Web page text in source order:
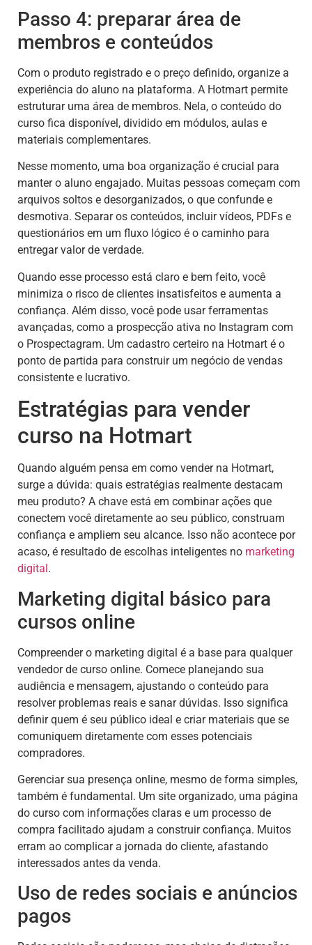
Passo 4: preparar área de
membros e conteúdos
Com o produto registrado e o preço definido, organize a
experiência do aluno na plataforma. A Hotmart permite
estruturar uma área de membros. Nela, o conteúdo do
curso fica disponível, dividido em módulos, aulas e
materiais complementares.
Nesse momento, uma boa organização é crucial para
manter o aluno engajado. Muitas pessoas começam com
arquivos soltos e desorganizados, o que confunde e
desmotiva. Separar os conteúdos, incluir vídeos, PDFs e
questionários em um fluxo lógico é o caminho para
entregar valor de verdade.
Quando esse processo está claro e bem feito, você
minimiza o risco de clientes insatisfeitos e aumenta a
confiança. Além disso, você pode usar ferramentas
avançadas, como a prospecção ativa no Instagram com
o Prospectagram. Um cadastro certeiro na Hotmart é o
ponto de partida para construir um negócio de vendas
consistente e lucrativo.
Estratégias para vender
curso na Hotmart
Quando alguém pensa em como vender na Hotmart,
surge a dúvida: quais estratégias realmente destacam
meu produto? A chave está em combinar ações que
conectem você diretamente ao seu público, construam
confiança e ampliem seu alcance. Isso não acontece por
acaso, é resultado de escolhas inteligentes no marketing
digital .
Marketing digital básico para
cursos online
Compreender o marketing digital é a base para qualquer
vendedor de curso online. Comece planejando sua
audiência e mensagem, ajustando o conteúdo para
resolver problemas reais e sanar dúvidas. Isso significa
definir quem é seu público ideal e criar materiais que se
comuniquem diretamente com esses potenciais
compradores.
Gerenciar sua presença online, mesmo de forma simples,
também é fundamental. Um site organizado, uma página
do curso com informações claras e um processo de
compra facilitado ajudam a construir confiança. Muitos
erram ao complicar a jornada do cliente, afastando
interessados antes da venda.
Uso de redes sociais e anúncios
pagos